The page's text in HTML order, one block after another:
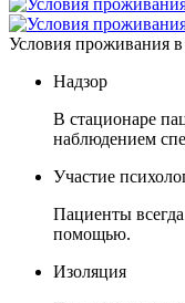
Условия проживания
Надзор
В стационаре
наблюдением
Участие
Пациенты всегда
помощью.
Изоляция